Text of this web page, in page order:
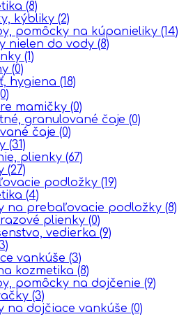
(8)
kýbliky (2)
pomôcky na kúpanieliky (14)
nielen do vody (8)
(1)
(0)
hygiena (18)
mamičky (0)
granulované čaje (0)
čaje (0)
(31)
plienky (67)
(27)
podložky (19)
(4)
na prebaľovacie podložky (8)
plienky (0)
vedierka (9)
vankúše (3)
kozmetika (8)
pomôcky na dojčenie (9)
(3)
na dojčiace vankúše (0)